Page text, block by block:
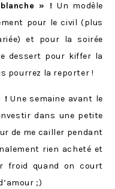
» ! Un modèle
pour le civil (plus
et pour la soirée
dessert pour kiffer la
pourrez la reporter !
! Une semaine avant le
dans une petite
de me cailler pendant
rien acheté et
froid quand on court
;)